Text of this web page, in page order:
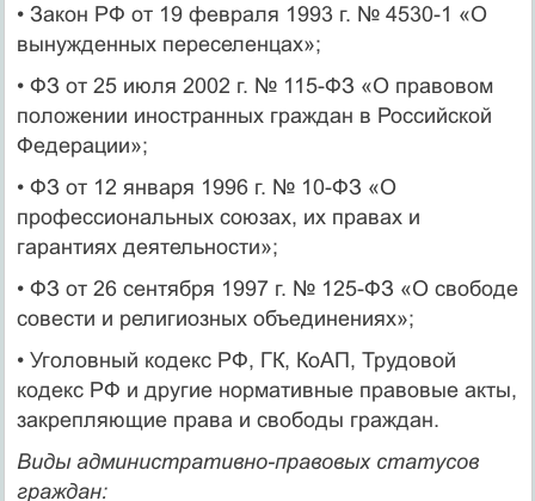
• Закон РФ от 19 февраля 1993 г. № 4530-1 «О
вынужденных переселенцах»;
• ФЗ от 25 июля 2002 г. № 115-ФЗ «О правовом
положении иностранных граждан в Российской
Федерации»;
• ФЗ от 12 января 1996 г. № 10-ФЗ «О
профессиональных союзах, их правах и
гарантиях деятельности»;
• ФЗ от 26 сентября 1997 г. № 125-ФЗ «О свободе
совести и религиозных объединениях»;
• Уголовный кодекс РФ, ГК, КоАП, Трудовой
кодекс РФ и другие нормативные правовые акты,
закрепляющие права и свободы граждан.
Виды административно-правовых статусов
граждан: